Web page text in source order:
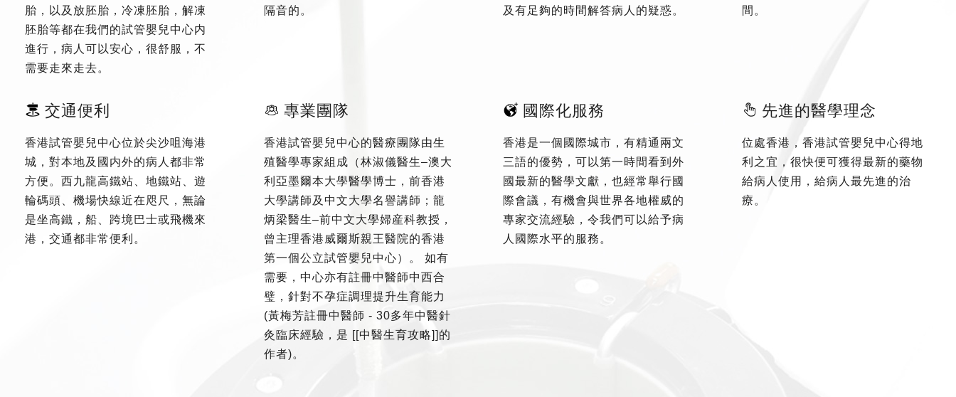
胎，以及放胚胎，冷凍胚胎，解凍
胚胎等都在我們的試管嬰兒中心内
進行，病人可以安心，很舒服，不
需要走來走去。
隔音的。
及有足夠的時間解答病人的疑惑。
間。
交通便利
香港試管嬰兒中心位於尖沙咀海港
城，對本地及國内外的病人都非常
方便。西九龍高鐵站、地鐵站、遊
輪碼頭、機場快線近在咫尺，無論
是坐高鐵，船、跨境巴士或飛機來
港，交通都非常便利。
專業團隊
香港試管嬰兒中心的醫療團隊由生
殖醫學專家組成（林淑儀醫生–澳大
利亞墨爾本大學醫學博士，前香港
大學講師及中文大學名譽講師；龍
炳梁醫生–前中文大學婦産科教授，
曾主理香港威爾斯親王醫院的香港
第一個公立試管嬰兒中心）。 如有
需要，中心亦有註冊中醫師中西合
璧，針對不孕症調理提升生育能力
(黃梅芳註冊中醫師 - 30多年中醫針
灸臨床經驗，是 [[中醫生育攻略]]的
作者)。
國際化服務
香港是一個國際城市，有精通兩文
三語的優勢，可以第一時間看到外
國最新的醫學文獻，也經常舉行國
際會議，有機會與世界各地權威的
專家交流經驗，令我們可以給予病
人國際水平的服務。
先進的醫學理念
位處香港，香港試管嬰兒中心得地
利之宜，很快便可獲得最新的藥物
給病人使用，給病人最先進的治
療。